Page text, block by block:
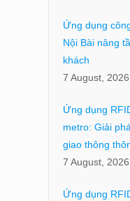
Ứng dụng
Nội Bài nâng
khách
7 August, 2026
Ứng dụng
metro: Giải
giao thông
7 August, 2026
Ứng dụng